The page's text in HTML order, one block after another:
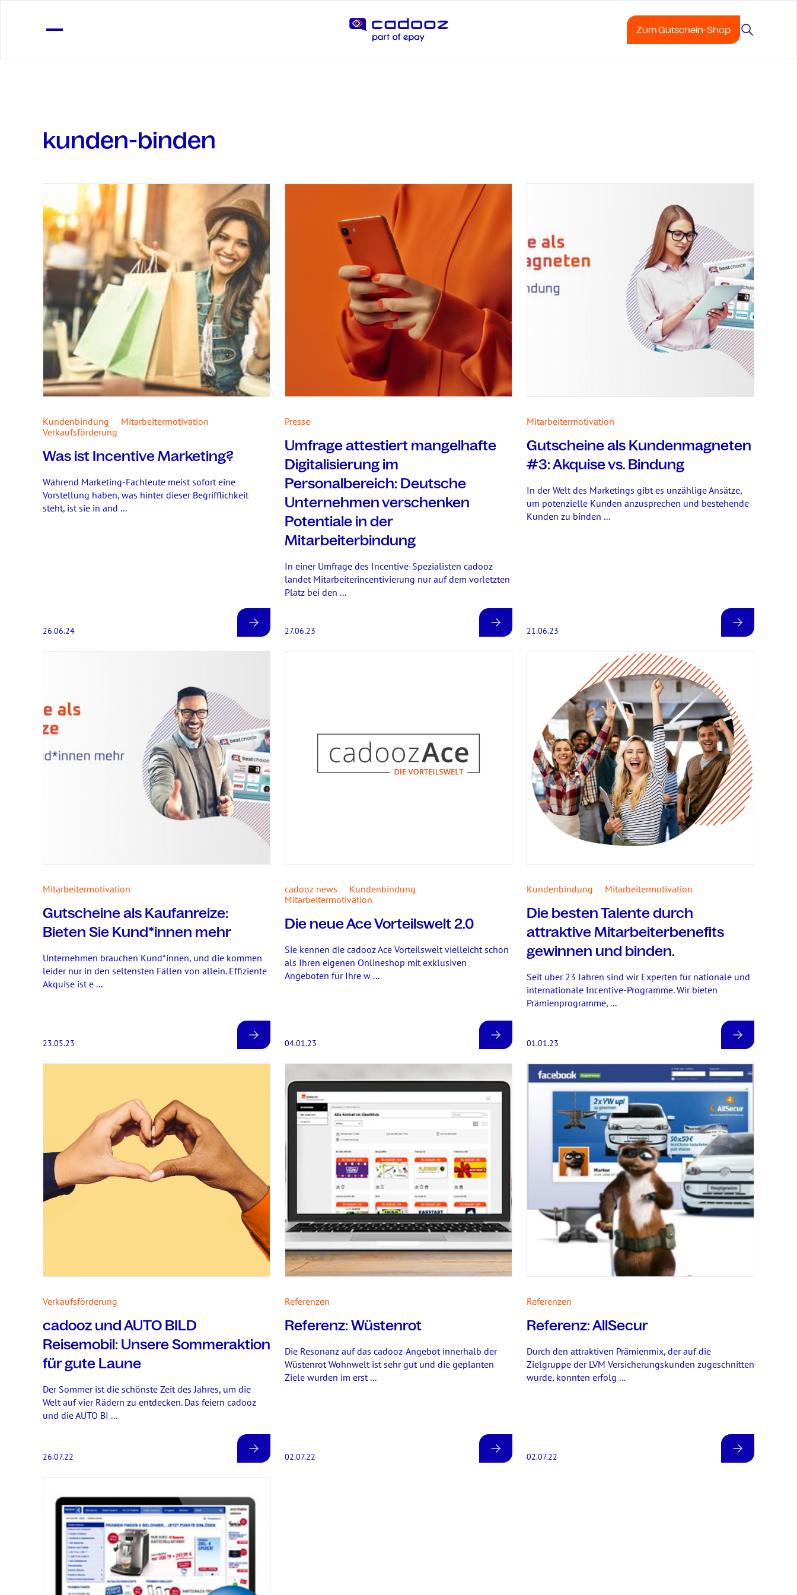
Zum Gutschein-Shop
kunden-binden
Kundenbindung
Mitarbeitermotivation
Verkaufsförderung
Was ist Incentive Marketing?
Während Marketing-Fachleute meist sofort eine
Vorstellung haben, was hinter dieser Begrifflichkeit
steht, ist sie in and ...
26.06.24
Presse
Umfrage attestiert mangelhafte
Digitalisierung im
Personalbereich: Deutsche
Unternehmen verschenken
Potentiale in der
Mitarbeiterbindung
In einer Umfrage des Incentive-Spezialisten cadooz
landet Mitarbeiterincentivierung nur auf dem vorletzten
Platz bei den ...
27.06.23
Mitarbeitermotivation
Gutscheine als Kundenmagneten
#3: Akquise vs. Bindung
In der Welt des Marketings gibt es unzählige Ansätze,
um potenzielle Kunden anzusprechen und bestehende
Kunden zu binden ...
21.06.23
Mitarbeitermotivation
Gutscheine als Kaufanreize:
Bieten Sie Kund*innen mehr
Unternehmen brauchen Kund*innen, und die kommen
leider nur in den seltensten Fällen von allein. Effiziente
Akquise ist e ...
23.05.23
cadooz news
Kundenbindung
Mitarbeitermotivation
Die neue Ace Vorteilswelt 2.0
Sie kennen die cadooz Ace Vorteilswelt vielleicht schon
als Ihren eigenen Onlineshop mit exklusiven
Angeboten für Ihre w ...
04.01.23
Kundenbindung Mitarbeitermotivation
Die besten Talente durch
attraktive Mitarbeiterbenefits
gewinnen und binden.
Seit über 23 Jahren sind wir Experten für nationale und
internationale Incentive-Programme. Wir bieten
Prämienprogramme, ...
01.01.23
Verkaufsförderung
cadooz und AUTO BILD
Reisemobil: Unsere Sommeraktion
für gute Laune
Der Sommer ist die schönste Zeit des Jahres, um die
Welt auf vier Rädern zu entdecken. Das feiern cadooz
und die AUTO BI ...
26.07.22
Referenzen
Referenz: Wüstenrot
Die Resonanz auf das cadooz-Angebot innerhalb der
Wüstenrot Wohnwelt ist sehr gut und die geplanten
Ziele wurden im erst ...
02.07.22
Referenzen
Referenz: AllSecur
Durch den attraktiven Prämienmix, der auf die
Zielgruppe der LVM Versicherungskunden zugeschnitten
wurde, konnten erfolg ...
02.07.22